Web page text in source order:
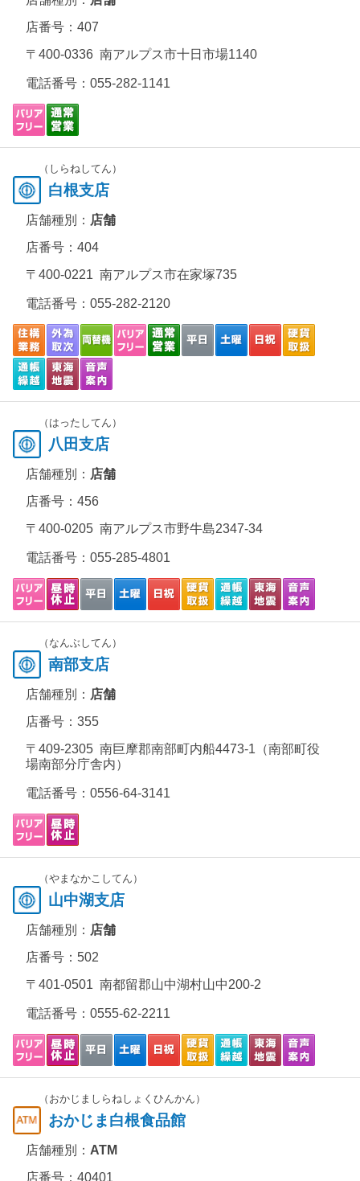
店番号：407
〒400-0336 南アルプス市十日市場1140
電話番号： 055-282-1141
（しらねしてん）
白根支店
店舗種別： 店舗
店番号：404
〒400-0221 南アルプス市在家塚735
電話番号： 055-282-2120
（はったしてん）
八田支店
店舗種別： 店舗
店番号：456
〒400-0205 南アルプス市野牛島2347-34
電話番号： 055-285-4801
（なんぶしてん）
南部支店
店舗種別： 店舗
店番号：355
〒409-2305 南巨摩郡南部町内船4473-1（南部町役
場南部分庁舎内）
電話番号： 0556-64-3141
（やまなかこしてん）
山中湖支店
店舗種別： 店舗
店番号：502
〒401-0501 南都留郡山中湖村山中200-2
電話番号： 0555-62-2211
（おかじましらねしょくひんかん）
おかじま白根食品館
店舗種別： ATM
店番号：40401